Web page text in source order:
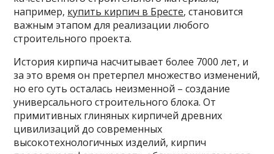
например, купить кирпич в Бресте, становится
важным этапом для реализации любого
строительного проекта.
История кирпича насчитывает более 7000 лет, и
за это время он претерпел множество изменений,
но его суть осталась неизменной – создание
универсального строительного блока. От
примитивных глиняных кирпичей древних
цивилизаций до современных
высокотехнологичных изделий, кирпич